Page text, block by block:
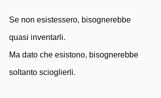
Se non esistessero, bisognerebbe
quasi inventarli.
Ma dato che esistono, bisognerebbe
soltanto scioglierli.